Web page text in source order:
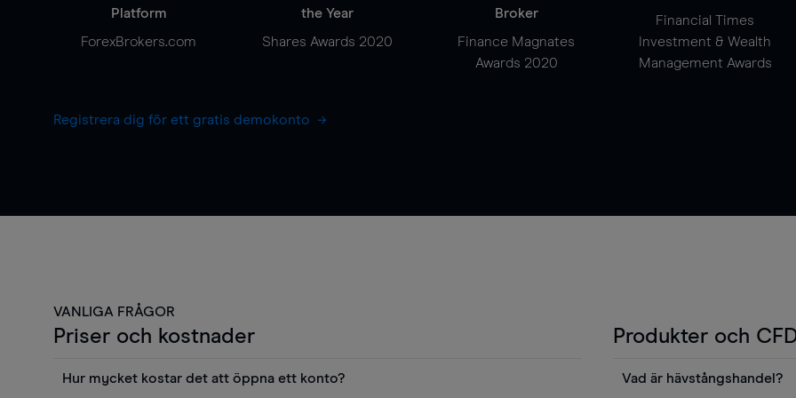
Platform
ForexBrokers.com
the Year
Shares Awards 2020
Broker
Finance Magnates
Awards 2020
Financial Times
Investment & Wealth
Management Awards
Registrera dig för ett gratis demokonto
VANLIGA FRÅGOR
Priser och kostnader
Hur mycket kostar det att öppna ett konto?
Produkter och
Vad är hävstångshandel?